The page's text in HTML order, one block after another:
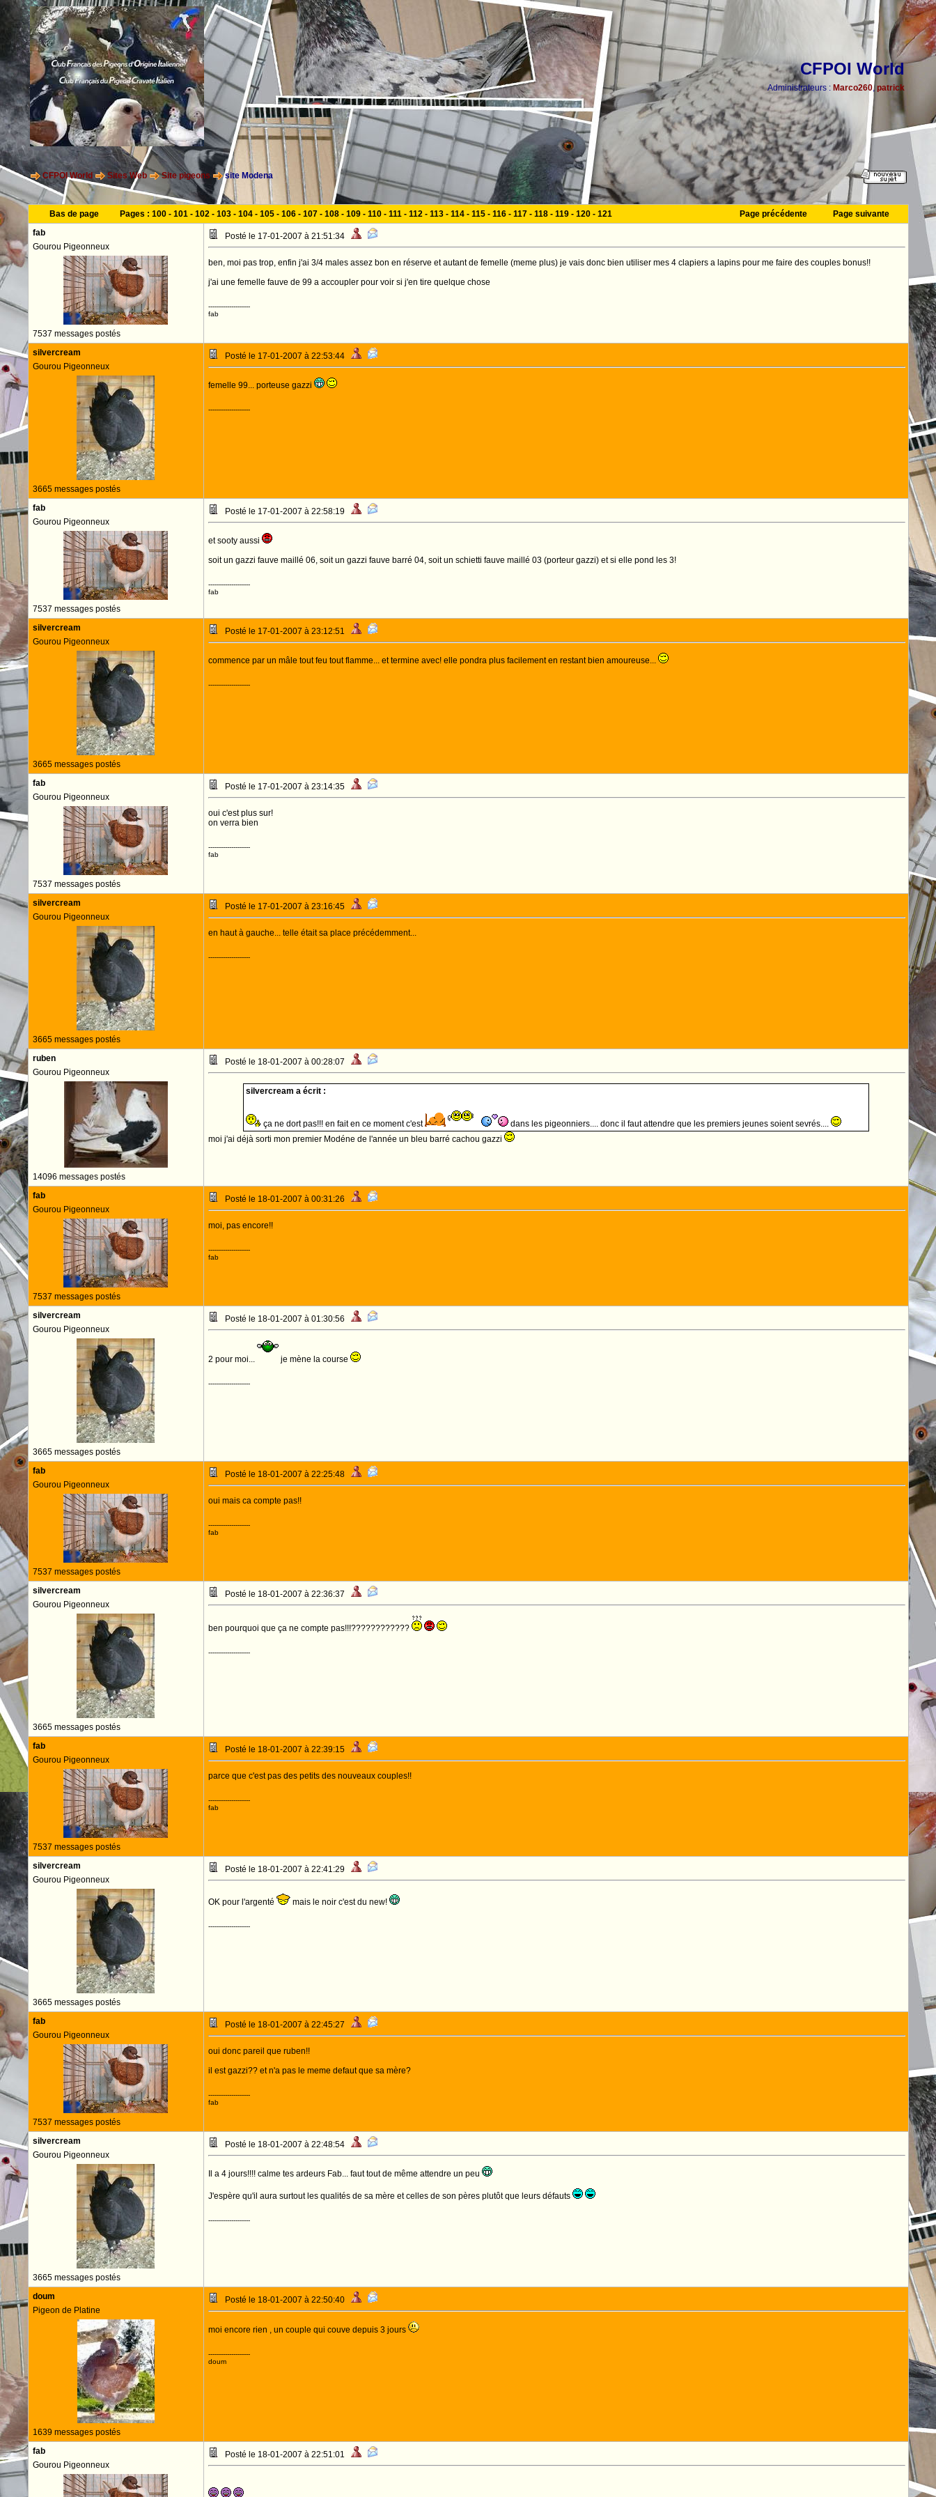
CFPOI World
Administrateurs : Marco260, patrick
CFPOI World Sites Web Site pigeons site Modena
Bas de page Pages : 100- 101- 102- 103- 104- 105- 106- 107- 108- 109- 110- 111- 112- 113- 114- 115- 116- 117- 118- 119- 120- 121 Page précédente
Page suivante
fab
Gourou Pigeonneux
7537 messages postés
Posté le 17-01-2007 à 21:51:34
ben, moi pas trop, enfin j'ai 3/4 males assez bon en réserve et autant de femelle (meme plus) je vais donc bien utiliser mes 4 clapiers a lapins pour me faire des couples bonus!!
j'ai une femelle fauve de 99 a accoupler pour voir si j'en tire quelque chose
--------------------
fab
silvercream
Gourou Pigeonneux
3665 messages postés
Posté le 17-01-2007 à 22:53:44
femelle 99... porteuse gazzi
--------------------
fab
Gourou Pigeonneux
7537 messages postés
Posté le 17-01-2007 à 22:58:19
et sooty aussi
soit un gazzi fauve maillé 06, soit un gazzi fauve barré 04, soit un schietti fauve maillé 03 (porteur gazzi) et si elle pond les 3!
--------------------
fab
silvercream
Gourou Pigeonneux
3665 messages postés
Posté le 17-01-2007 à 23:12:51
commence par un mâle tout feu tout flamme... et termine avec! elle pondra plus facilement en restant bien amoureuse...
--------------------
fab
Gourou Pigeonneux
7537 messages postés
Posté le 17-01-2007 à 23:14:35
oui c'est plus sur!
on verra bien
--------------------
fab
silvercream
Gourou Pigeonneux
3665 messages postés
Posté le 17-01-2007 à 23:16:45
en haut à gauche... telle était sa place précédemment...
--------------------
ruben
Gourou Pigeonneux
14096 messages postés
Posté le 18-01-2007 à 00:28:07
silvercream a écrit :
ça ne dort pas!!! en fait en ce moment c'est
dans les pigeonniers.... donc il faut attendre que les premiers jeunes soient sevrés....
moi j'ai déjà sorti mon premier Modéne de l'année un bleu barré cachou gazzi
fab
Gourou Pigeonneux
7537 messages postés
Posté le 18-01-2007 à 00:31:26
moi, pas encore!!
--------------------
fab
silvercream
Gourou Pigeonneux
3665 messages postés
Posté le 18-01-2007 à 01:30:56
2 pour moi... je mène la course
--------------------
fab
Gourou Pigeonneux
7537 messages postés
Posté le 18-01-2007 à 22:25:48
oui mais ca compte pas!!
--------------------
fab
silvercream
Gourou Pigeonneux
3665 messages postés
Posté le 18-01-2007 à 22:36:37
ben pourquoi que ça ne compte pas!!!????????????
--------------------
fab
Gourou Pigeonneux
7537 messages postés
Posté le 18-01-2007 à 22:39:15
parce que c'est pas des petits des nouveaux couples!!
--------------------
fab
silvercream
Gourou Pigeonneux
3665 messages postés
Posté le 18-01-2007 à 22:41:29
OK pour l'argenté mais le noir c'est du new!
--------------------
fab
Gourou Pigeonneux
7537 messages postés
Posté le 18-01-2007 à 22:45:27
oui donc pareil que ruben!!
il est gazzi?? et n'a pas le meme defaut que sa mère?
--------------------
fab
silvercream
Gourou Pigeonneux
3665 messages postés
Posté le 18-01-2007 à 22:48:54
Il a 4 jours!!!! calme tes ardeurs Fab... faut tout de même attendre un peu
J'espère qu'il aura surtout les qualités de sa mère et celles de son pères plutôt que leurs défauts
--------------------
doum
Pigeon de Platine
1639 messages postés
Posté le 18-01-2007 à 22:50:40
moi encore rien , un couple qui couve depuis 3 jours
--------------------
doum
fab
Gourou Pigeonneux
Posté le 18-01-2007 à 22:51:01